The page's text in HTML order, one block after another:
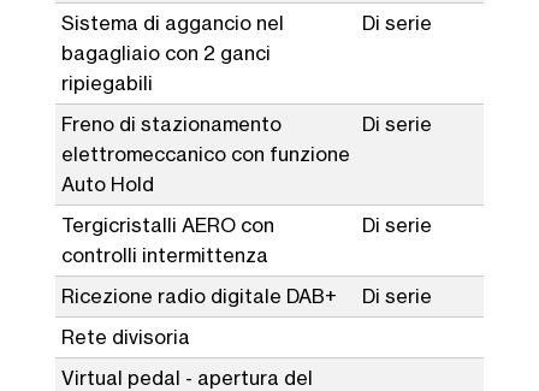
Sistema di aggancio nel
bagagliaio con 2 ganci
ripiegabili
Di serie
Freno di stazionamento
elettromeccanico con funzione
Auto Hold
Di serie
Tergicristalli AERO con
controlli intermittenza
Di serie
Ricezione radio digitale DAB+
Di serie
Rete divisoria
Virtual pedal - apertura del